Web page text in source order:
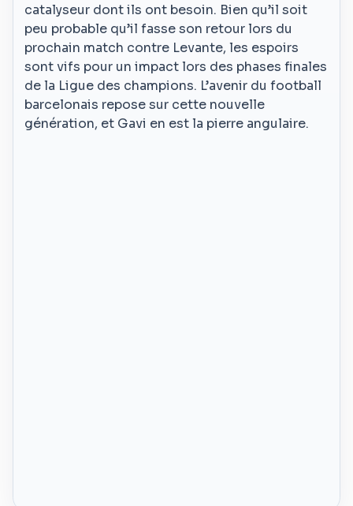
catalyseur dont ils ont besoin. Bien qu’il soit
peu probable qu’il fasse son retour lors du
prochain match contre Levante, les espoirs
sont vifs pour un impact lors des phases finales
de la Ligue des champions. L’avenir du football
barcelonais repose sur cette nouvelle
génération, et Gavi en est la pierre angulaire.